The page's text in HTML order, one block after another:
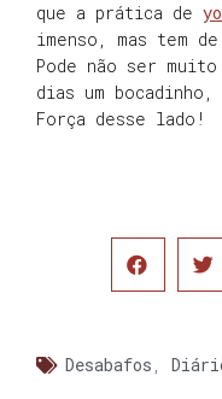
que a prática de
imenso, mas tem
Pode não ser
dias um
Força desse lado!
Desabafos